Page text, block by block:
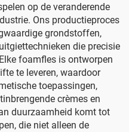
op de veranderende
Ons productieproces
grondstoffen,
die precisie
foamfles is ontworpen
te leveren, waardoor
toepassingen,
crèmes en
duurzaamheid komt tot
die niet alleen de